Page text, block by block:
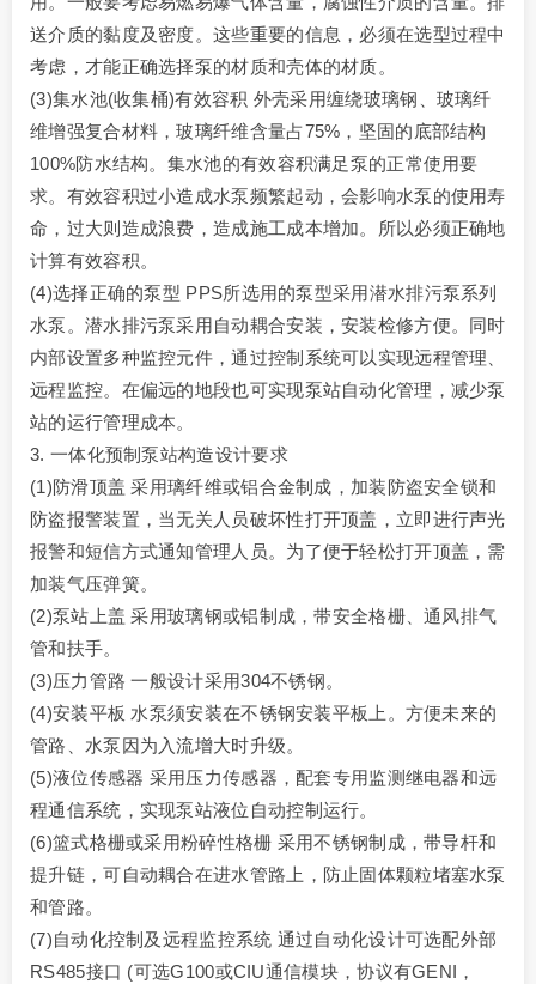
送介质的黏度及密度。这些重要的信息，必须在选型过程中
考虑，才能正确选择泵的材质和壳体的材质。
(3)集水池(收集桶)有效容积 外壳采用缠绕玻璃钢、玻璃纤
维增强复合材料，玻璃纤维含量占75%，坚固的底部结构
100%防水结构。集水池的有效容积满足泵的正常使用要
求。有效容积过小造成水泵频繁起动，会影响水泵的使用寿
命，过大则造成浪费，造成施工成本增加。所以必须正确地
计算有效容积。
(4)选择正确的泵型 PPS所选用的泵型采用潜水排污泵系列
水泵。潜水排污泵采用自动耦合安装，安装检修方便。同时
内部设置多种监控元件，通过控制系统可以实现远程管理、
远程监控。在偏远的地段也可实现泵站自动化管理，减少泵
站的运行管理成本。
3. 一体化预制泵站构造设计要求
(1)防滑顶盖 采用璃纤维或铝合金制成，加装防盗安全锁和
防盗报警装置，当无关人员破坏性打开顶盖，立即进行声光
报警和短信方式通知管理人员。为了便于轻松打开顶盖，需
加装气压弹簧。
(2)泵站上盖 采用玻璃钢或铝制成，带安全格栅、通风排气
管和扶手。
(3)压力管路 一般设计采用304不锈钢。
(4)安装平板 水泵须安装在不锈钢安装平板上。方便未来的
管路、水泵因为入流增大时升级。
(5)液位传感器 采用压力传感器，配套专用监测继电器和远
程通信系统，实现泵站液位自动控制运行。
(6)篮式格栅或采用粉碎性格栅 采用不锈钢制成，带导杆和
提升链，可自动耦合在进水管路上，防止固体颗粒堵塞水泵
和管路。
(7)自动化控制及远程监控系统 通过自动化设计可选配外部
RS485接口 (可选G100或CIU通信模块，协议有GENI，